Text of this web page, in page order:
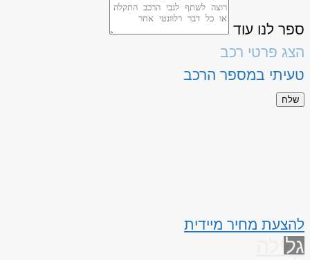
ספר לנו עוד
הצג פרטי רכב
טעיתי במספר הרכב
שלח
להצעת מחיר מיידית
גלילה